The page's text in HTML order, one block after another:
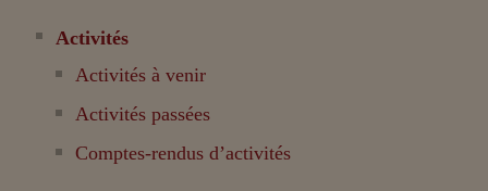
Activités
Activités à venir
Activités passées
Comptes-rendus d’activités